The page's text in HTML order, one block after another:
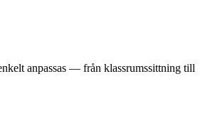
anpassas — från klassrumssittning till